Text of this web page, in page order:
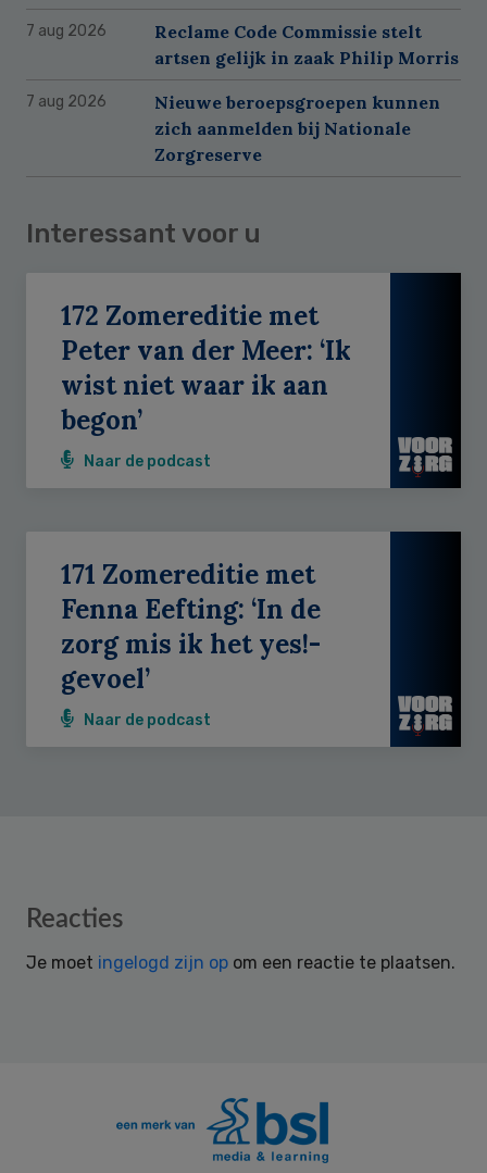
7 aug 2026
Reclame Code Commissie stelt
artsen gelijk in zaak Philip Morris
7 aug 2026
Nieuwe beroepsgroepen kunnen
zich aanmelden bij Nationale
Zorgreserve
Interessant voor u
172 Zomereditie met
Peter van der Meer: ‘Ik
wist niet waar ik aan
begon’
Naar de podcast
171 Zomereditie met
Fenna Eefting: ‘In de
zorg mis ik het yes!-
gevoel’
Naar de podcast
Reader
Reacties
Je moet ingelogd zijn op om een reactie te plaatsen.